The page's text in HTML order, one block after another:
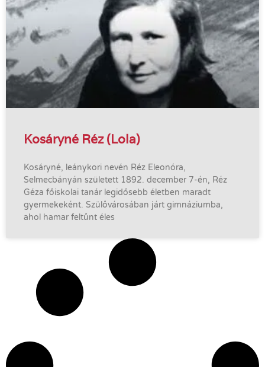
Kosáryné Réz (Lola)
Kosáryné, leánykori nevén Réz Eleonóra,
Selmecbányán született 1892. december 7-én, Réz
Géza főiskolai tanár legidősebb életben maradt
gyermekeként. Szülővárosában járt gimnáziumba,
ahol hamar feltűnt éles